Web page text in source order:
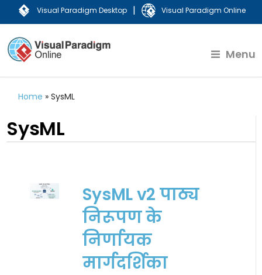
Visual Paradigm Desktop | Visual Paradigm Online
Menu
Home »SysML
SysML
SysML v2 पाठ्य
निरूपण के
निर्णायक
मार्गदर्शिका